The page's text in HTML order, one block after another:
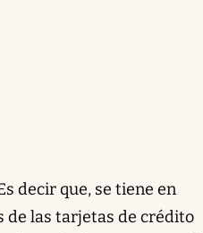
decir que, se tiene en
de las tarjetas de crédito